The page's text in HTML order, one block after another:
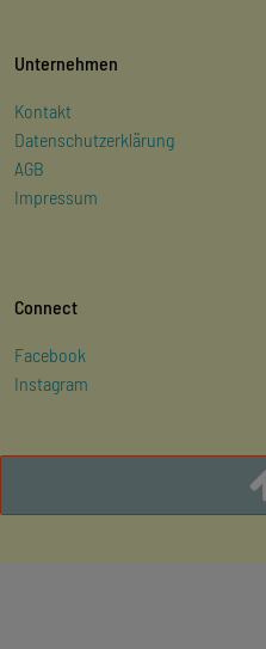
Unternehmen
Kontakt
Datenschutzerklärung
AGB
Impressum
Connect
Facebook
Instagram